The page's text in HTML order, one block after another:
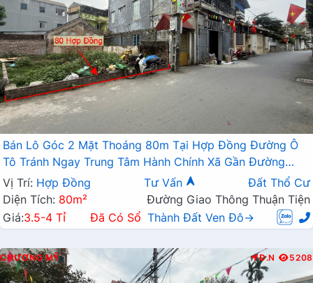
Bán Lô Góc 2 Mặt Thoáng 80m Tại Hợp Đồng Đường Ô
Tô Tránh Ngay Trung Tâm Hành Chính Xã Gần Đường
TL419
Vị Trí: Hợp Đồng Tư Vấn
Đất Thổ Cư
Diện Tích: 80m²
Đường Giao Thông Thuận Tiện
Giá:3.5-4 Tỉ Đã Có Sổ Thành Đất Ven Đô→
CHƯƠNG MỸ Đ.N 5208